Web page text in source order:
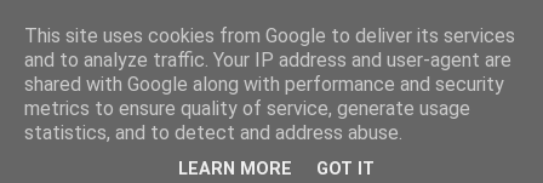
This site uses cookies from Google to deliver its services
and to analyze traffic. Your IP address and user-agent are
shared with Google along with performance and security
metrics to ensure quality of service, generate usage
statistics, and to detect and address abuse.
LEARN MORE GOT IT